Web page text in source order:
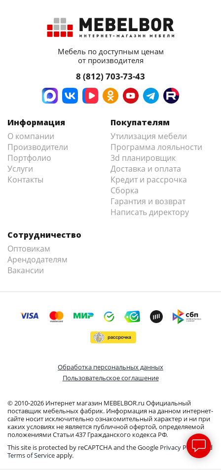
Мебель по доступным ценам
от производителя
8 (812) 703-73-43
Информация
О компании
Производители
Портфолио
Услуги
Контакты
Покупателям
Утилизация мебели
Программа лояльности
3d планировщик
Доставка и оплата
Кредит и рассрочка
Сборка
Гарантия и возврат
Написать директору
Сотрудничество
Оптовикам
Арендодателям
Вакансии
© 2010-2026 Интернет магазин MEBELBOR.ru Официальный
поставщик мебельных фабрик. Информация на данном интернет-
сайте носит исключительно ознакомительный характер и ни при
каких условиях не является публичной офертой, определяемой
положениями Статьи 437 Гражданского кодекса РФ.
This site is protected by reCAPTCHA and the Google Privacy Policyand
Terms of Serviceapply.
Обработка персональных данных
Пользовательское соглашение